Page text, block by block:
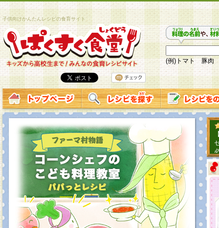
子供向けかんたんレシピの食育サイト
(例)トマト 豚肉